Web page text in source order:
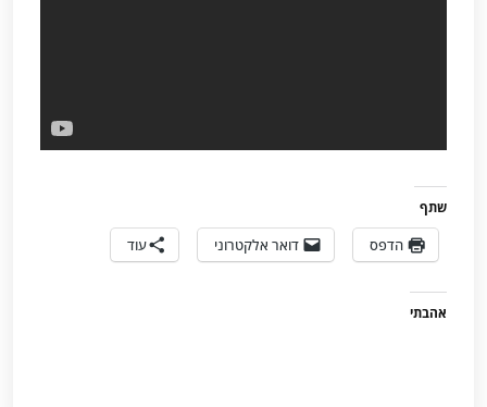
שתף
הדפס דואר אלקטרוני עוד
אהבתי